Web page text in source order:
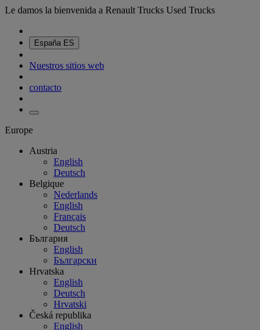
Le damos la bienvenida a Renault Trucks Used Trucks
España ES
Nuestros sitios web
contacto
Europe
Austria
English
Deutsch
Belgique
Nederlands
English
Français
Deutsch
България
English
Български
Hrvatska
English
Deutsch
Hrvatski
Česká republika
English